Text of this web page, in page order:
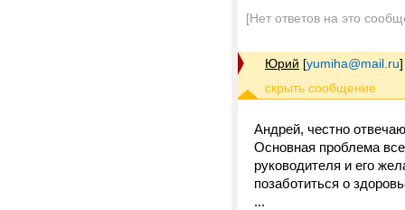
[Нет ответов на это
Юрий [yumiha@mail.ru]
Андрей, честно
Основная проблема
руководителя и его
позаботиться о
...